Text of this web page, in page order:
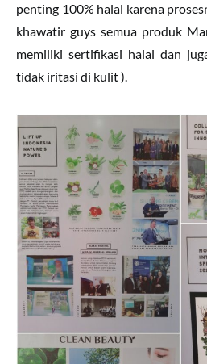
penting 100% halal karena
khawatir guys semua produk
memiliki sertifikasi halal dan
tidak iritasi di kulit ).